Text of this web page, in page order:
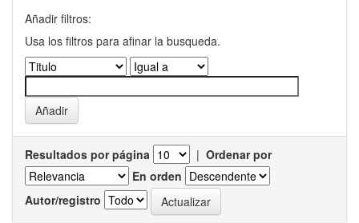
Añadir filtros:
Usa los filtros para afinar la busqueda.
Resultados por página | Ordenar por
En orden
Autor/registro